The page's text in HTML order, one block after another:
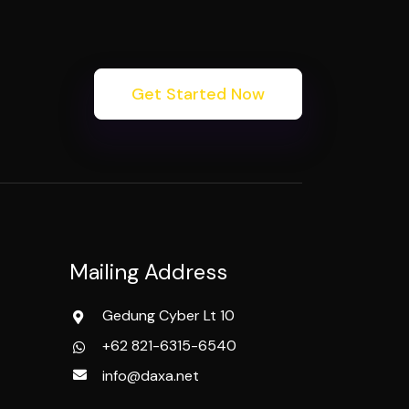
Get Started Now
Mailing Address
Gedung Cyber Lt 10
+62 821-6315-6540
info@daxa.net